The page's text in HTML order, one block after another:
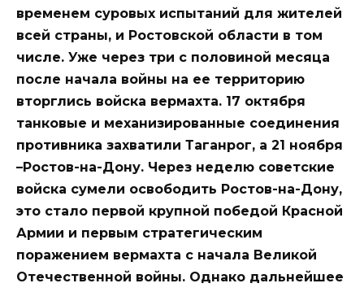
временем суровых испытаний для жителей
всей страны, и Ростовской области в том
числе. Уже через три с половиной месяца
после начала войны на ее территорию
вторглись войска вермахта. 17 октября
танковые и механизированные соединения
противника захватили Таганрог, а 21 ноября
–Ростов-на-Дону. Через неделю советские
войска сумели освободить Ростов-на-Дону,
это стало первой крупной победой Красной
Армии и первым стратегическим
поражением вермахта с начала Великой
Отечественной войны. Однако дальнейшее